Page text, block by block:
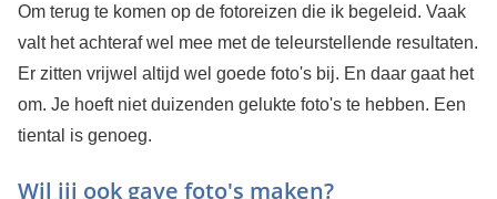
Om terug te komen op de fotoreizen die ik begeleid. Vaak
valt het achteraf wel mee met de teleurstellende resultaten.
Er zitten vrijwel altijd wel goede foto's bij. En daar gaat het
om. Je hoeft niet duizenden gelukte foto's te hebben. Een
tiental is genoeg.
Wil jij ook gave foto's maken?